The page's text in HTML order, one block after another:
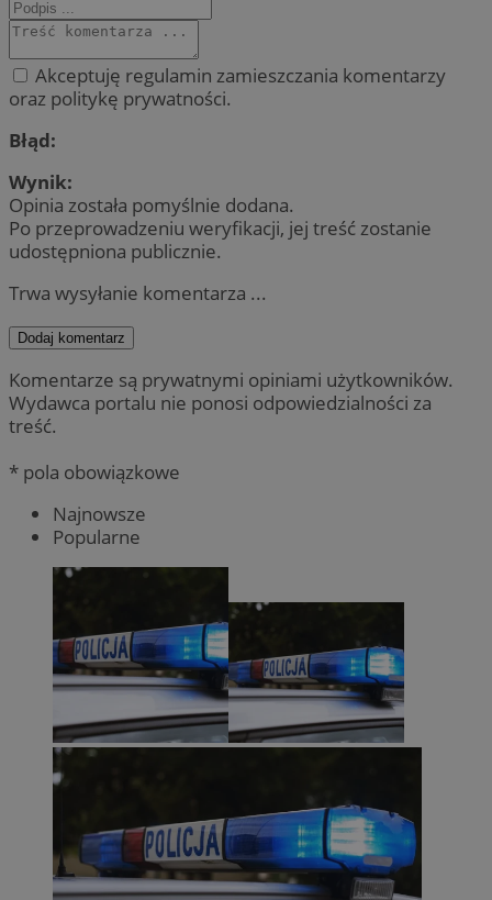
Akceptuję regulamin zamieszczania komentarzy
oraz politykę prywatności.
Błąd:
Wynik:
Opinia została pomyślnie dodana.
Po przeprowadzeniu weryfikacji, jej treść zostanie
udostępniona publicznie.
Trwa wysyłanie komentarza ...
Dodaj komentarz
Komentarze są prywatnymi opiniami użytkowników.
Wydawca portalu nie ponosi odpowiedzialności za
treść.
* pola obowiązkowe
Najnowsze
Popularne